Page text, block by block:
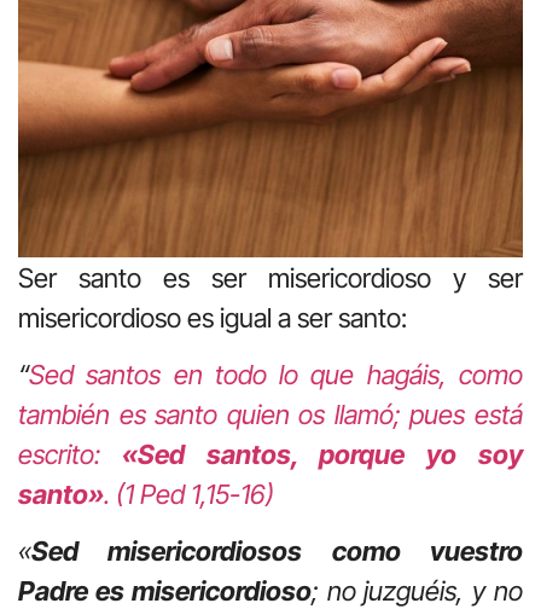
Ser santo es ser misericordioso y ser
misericordioso es igual a ser santo:
“Sed santos en todo lo que hagáis, como
también es santo quien os llamó; pues está
escrito: «Sed santos, porque yo soy
santo». (1 Ped 1,15-16)
«Sed misericordiosos como vuestro
Padre es misericordioso; no juzguéis, y no